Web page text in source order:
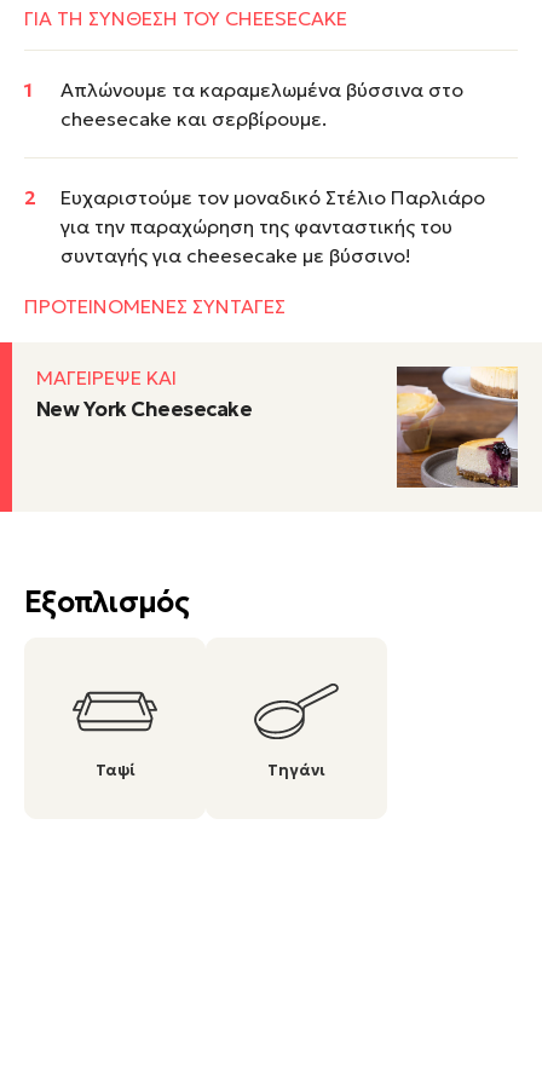
Εξοπλισμός
Ταψί Τηγάνι
ΓΙΑ ΤΗ ΣΥΝΘΕΣΗ ΤΟΥ CHEESECAKE
Απλώνουμε τα καραμελωμένα βύσσινα στο
cheesecake και σερβίρουμε.
Ευχαριστούμε τον μοναδικό Στέλιο Παρλιάρο
για την παραχώρηση της φανταστικής του
συνταγής για cheesecake με βύσσινο!
ΠΡΟΤΕΙΝΌΜΕΝΕΣ ΣΥΝΤΑΓΈΣ
ΜΑΓΕΙΡΕΨΕ ΚΑΙ
New York Cheesecake